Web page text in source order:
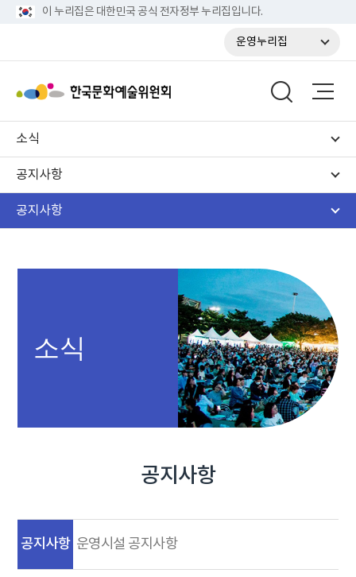
이 누리집은 대한민국 공식 전자정부 누리집입니다.
운영누리집
소식
공지사항
공지사항
소식
공지사항
공지사항 운영시설 공지사항